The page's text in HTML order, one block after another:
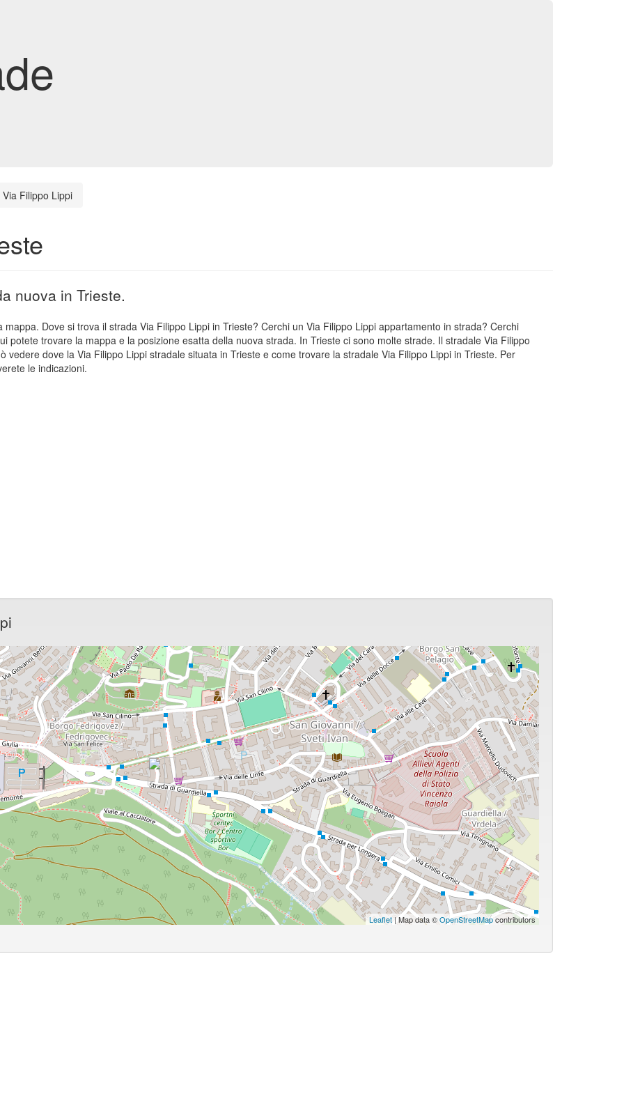
Via Filippo Lippi
nuova in Trieste.
Dove si trova il strada Via Filippo Lippi in Trieste? Cerchi un Via Filippo Lippi appartamento in strada? Cerchi
potete trovare la mappa e la posizione esatta della nuova strada. In Trieste ci sono molte strade. Il stradale Via Filippo
vedere dove la Via Filippo Lippi stradale situata in Trieste e come trovare la stradale Via Filippo Lippi in Trieste. Per
le indicazioni.
Leaflet| Map data ©OpenStreetMapcontributors